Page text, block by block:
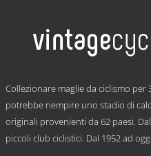
Collezionare maglie da ciclismo
potrebbe riempire uno stadio di
originali provenienti da 62 paesi.
piccoli club ciclistici. Dal 1952 ad